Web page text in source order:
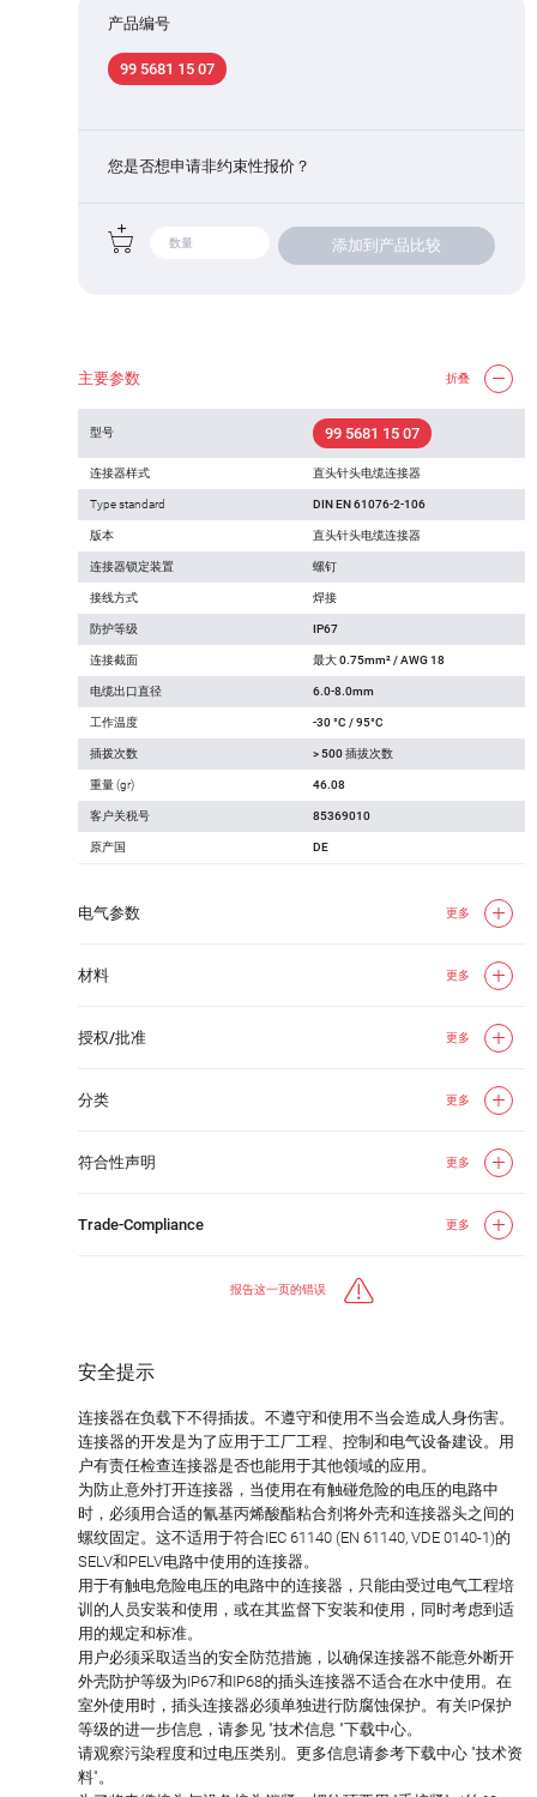
产品编号
99 5681 15 07
您是否想申请非约束性报价？
添加到产品比较
主要参数 折叠
型号 99 5681 15 07
连接器样式 直头针头电缆连接器
Type standard DIN EN 61076-2-106
版本 直头针头电缆连接器
连接器锁定装置 螺钉
接线方式 焊接
防护等级 IP67
连接截面 最大 0.75mm² / AWG 18
电缆出口直径 6.0-8.0mm
工作温度 -30 °C / 95°C
插拨次数 > 500 插拔次数
重量 (gr) 46.08
客户关税号 85369010
原产国 DE
电气参数 更多
材料 更多
授权/批准 更多
分类 更多
符合性声明 更多
Trade-Compliance 更多
报告这一页的错误
安全提示
连接器在负载下不得插拔。不遵守和使用不当会造成人身伤害。
连接器的开发是为了应用于工厂工程、控制和电气设备建设。用
户有责任检查连接器是否也能用于其他领域的应用。
为防止意外打开连接器，当使用在有触碰危险的电压的电路中
时，必须用合适的氰基丙烯酸酯粘合剂将外壳和连接器头之间的
螺纹固定。这不适用于符合IEC 61140 (EN 61140, VDE 0140-1)的
SELV和PELV电路中使用的连接器。
用于有触电危险电压的电路中的连接器，只能由受过电气工程培
训的人员安装和使用，或在其监督下安装和使用，同时考虑到适
用的规定和标准。
用户必须采取适当的安全防范措施，以确保连接器不能意外断开
外壳防护等级为IP67和IP68的插头连接器不适合在水中使用。在
室外使用时，插头连接器必须单独进行防腐蚀保护。有关IP保护
等级的进一步信息，请参见 "技术信息 "下载中心。
请观察污染程度和过电压类别。更多信息请参考下载中心 "技术资
料"。